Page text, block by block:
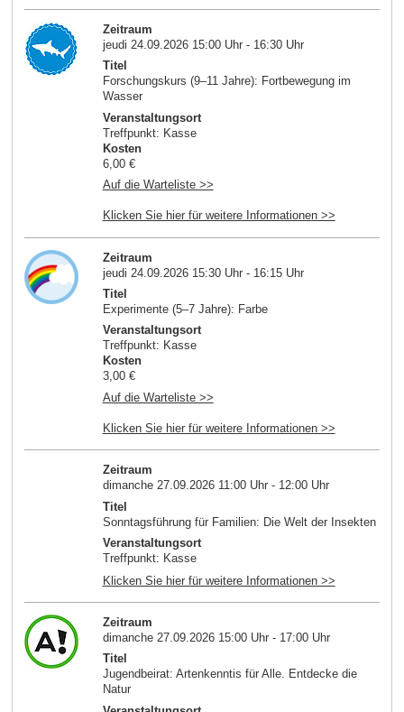
Zeitraum
jeudi 24.09.2026 15:00 Uhr - 16:30 Uhr
Titel
Forschungskurs (9–11 Jahre): Fortbewegung im
Wasser
Veranstaltungsort
Treffpunkt: Kasse
Kosten
6,00 €
Auf die Warteliste >>
Klicken Sie hier für weitere Informationen >>
Zeitraum
jeudi 24.09.2026 15:30 Uhr - 16:15 Uhr
Titel
Experimente (5–7 Jahre): Farbe
Veranstaltungsort
Treffpunkt: Kasse
Kosten
3,00 €
Auf die Warteliste >>
Klicken Sie hier für weitere Informationen >>
Zeitraum
dimanche 27.09.2026 11:00 Uhr - 12:00 Uhr
Titel
Sonntagsführung für Familien: Die Welt der Insekten
Veranstaltungsort
Treffpunkt: Kasse
Klicken Sie hier für weitere Informationen >>
Zeitraum
dimanche 27.09.2026 15:00 Uhr - 17:00 Uhr
Titel
Jugendbeirat: Artenkenntis für Alle. Entdecke die
Natur